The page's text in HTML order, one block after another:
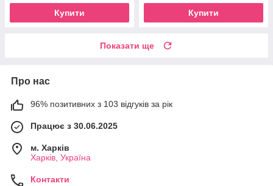
Купити Купити
Показати ще
Про нас
96% позитивних з 103 відгуків за рік
Працює з 30.06.2025
м. Харків
Харків, Україна
Контакти